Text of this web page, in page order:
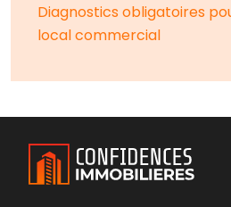
Diagnostics obligatoires
local commercial